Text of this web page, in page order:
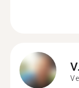
V.